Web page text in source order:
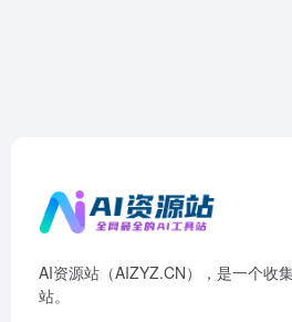
AI资源站（AIZYZ.CN），是一个收
站。